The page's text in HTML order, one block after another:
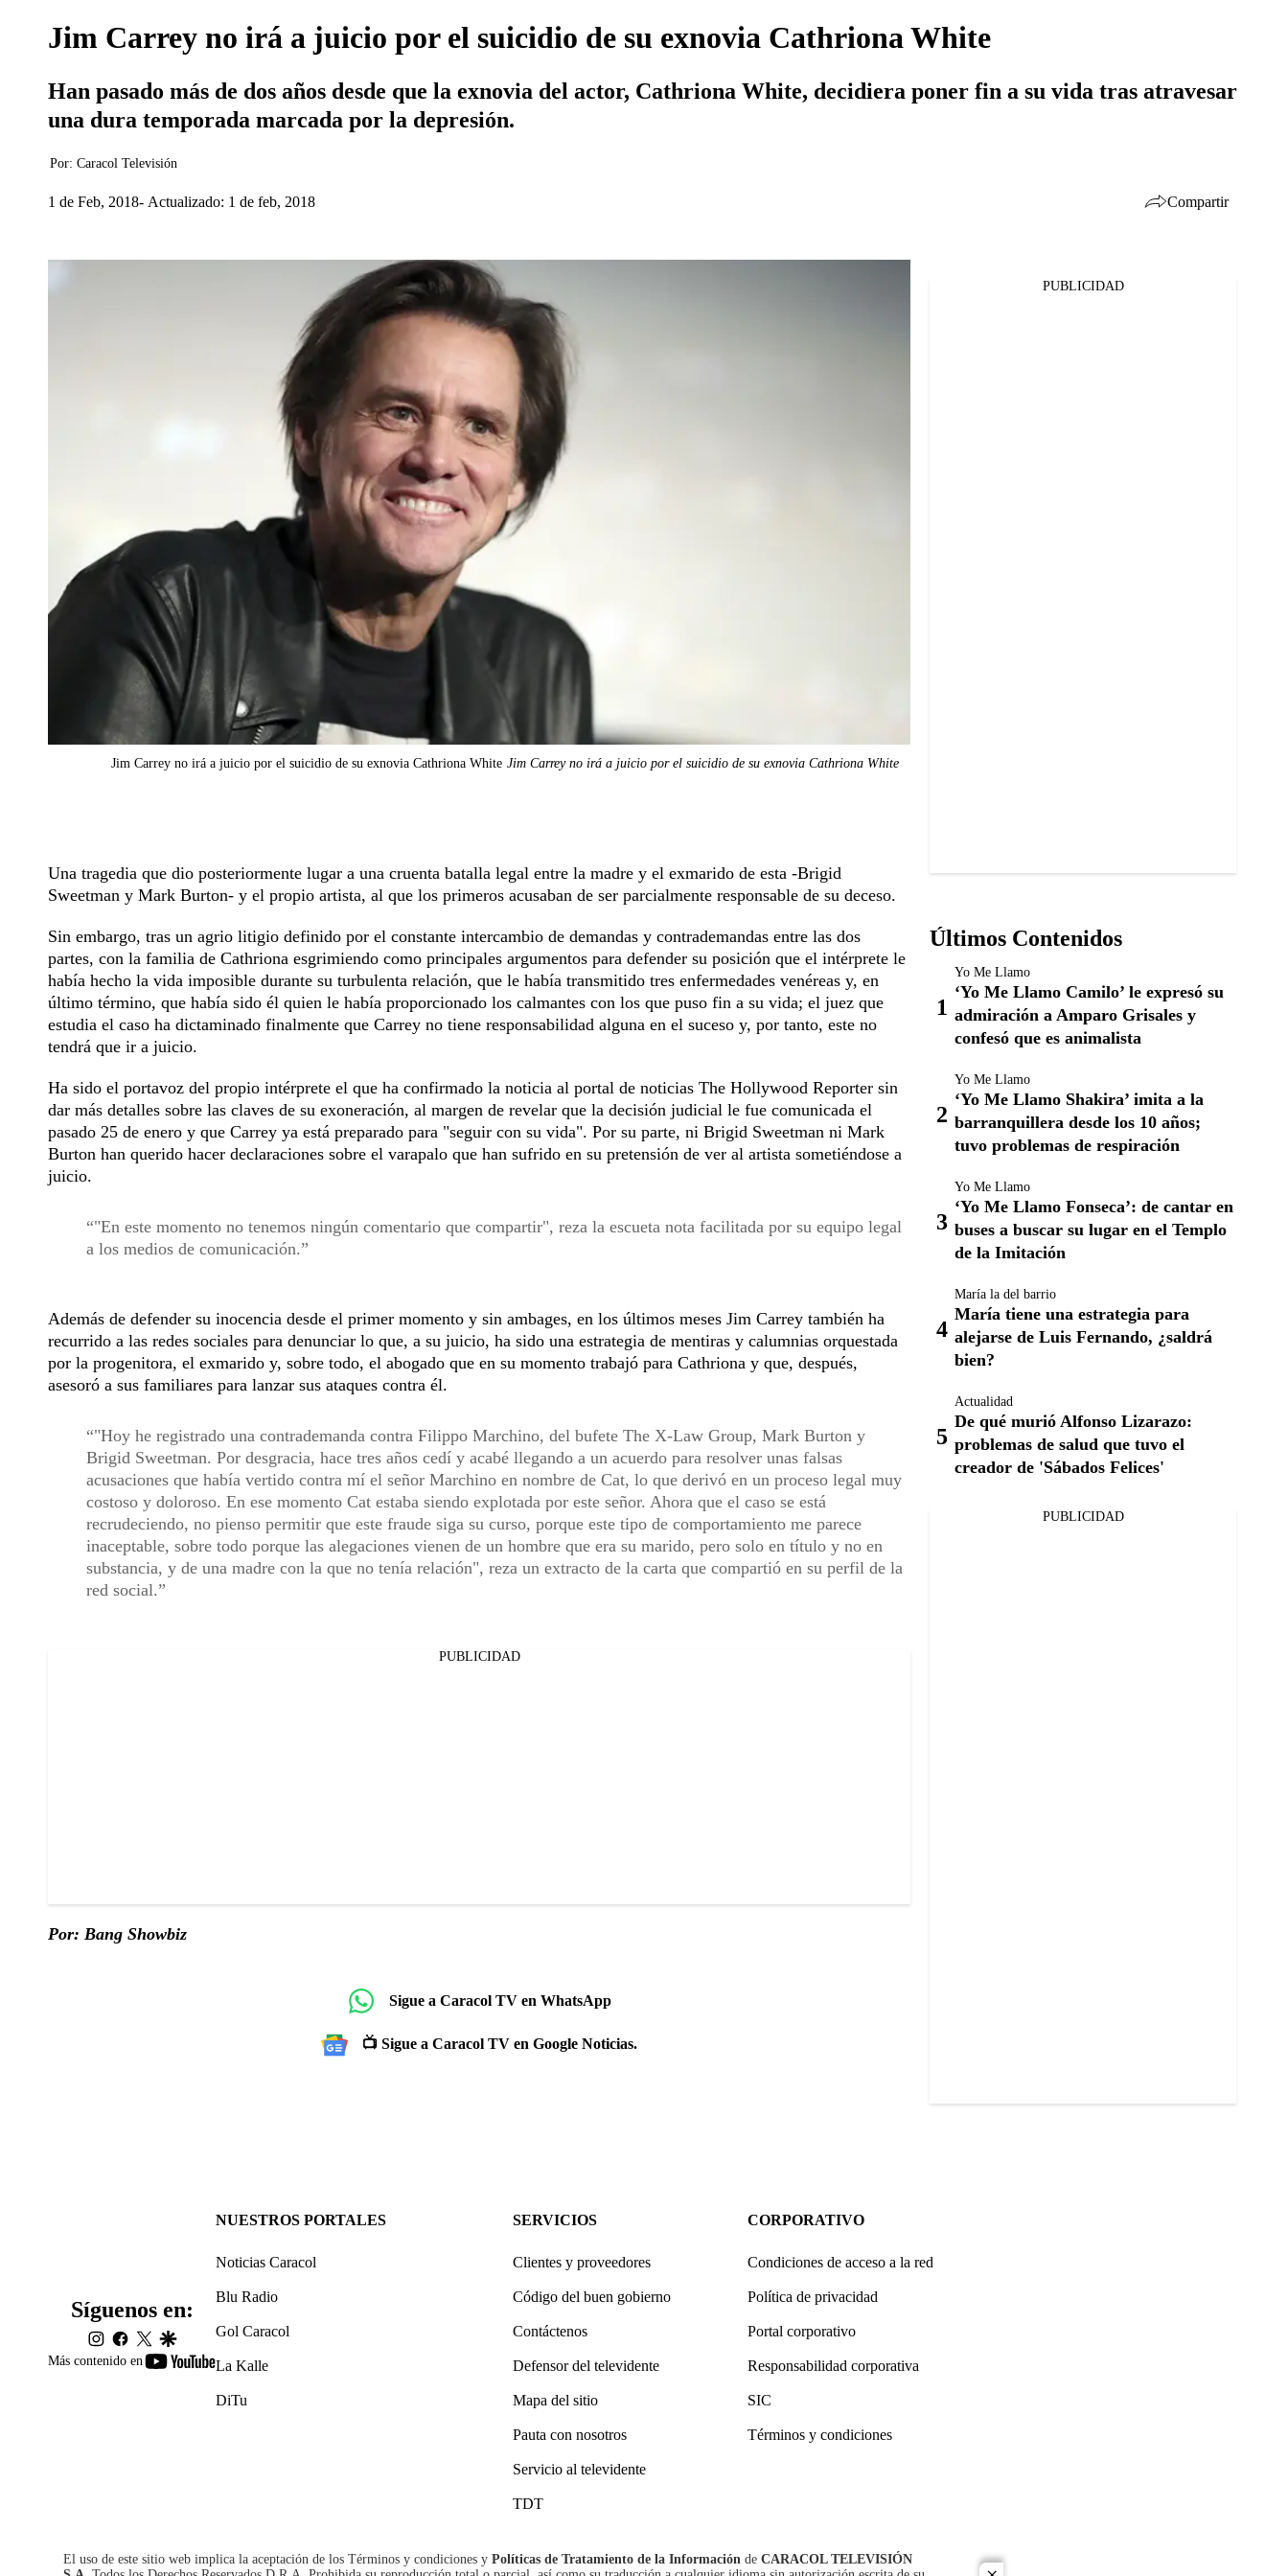
Jim Carrey no irá a juicio por el suicidio de su exnovia Cathriona White
Han pasado más de dos años desde que la exnovia del actor, Cathriona White, decidiera poner fin a su vida tras atravesar
una dura temporada marcada por la depresión.
Por: Caracol Televisión
1 de Feb, 2018 Actualizado: 1 de feb, 2018 Compartir
Jim Carrey no irá a juicio por el suicidio de su exnovia Cathriona White Jim Carrey no irá a juicio por el suicidio de su exnovia Cathriona White
Una tragedia que dio posteriormente lugar a una cruenta batalla legal entre la madre y el exmarido de esta -Brigid
Sweetman y Mark Burton- y el propio artista, al que los primeros acusaban de ser parcialmente responsable de su deceso.
Sin embargo, tras un agrio litigio definido por el constante intercambio de demandas y contrademandas entre las dos
partes, con la familia de Cathriona esgrimiendo como principales argumentos para defender su posición que el intérprete le
había hecho la vida imposible durante su turbulenta relación, que le había transmitido tres enfermedades venéreas y, en
último término, que había sido él quien le había proporcionado los calmantes con los que puso fin a su vida; el juez que
estudia el caso ha dictaminado finalmente que Carrey no tiene responsabilidad alguna en el suceso y, por tanto, este no
tendrá que ir a juicio.
Ha sido el portavoz del propio intérprete el que ha confirmado la noticia al portal de noticias The Hollywood Reporter sin
dar más detalles sobre las claves de su exoneración, al margen de revelar que la decisión judicial le fue comunicada el
pasado 25 de enero y que Carrey ya está preparado para "seguir con su vida". Por su parte, ni Brigid Sweetman ni Mark
Burton han querido hacer declaraciones sobre el varapalo que han sufrido en su pretensión de ver al artista sometiéndose a
juicio.
"En este momento no tenemos ningún comentario que compartir", reza la escueta nota facilitada por su equipo legal
a los medios de comunicación.
Además de defender su inocencia desde el primer momento y sin ambages, en los últimos meses Jim Carrey también ha
recurrido a las redes sociales para denunciar lo que, a su juicio, ha sido una estrategia de mentiras y calumnias orquestada
por la progenitora, el exmarido y, sobre todo, el abogado que en su momento trabajó para Cathriona y que, después,
asesoró a sus familiares para lanzar sus ataques contra él.
"Hoy he registrado una contrademanda contra Filippo Marchino, del bufete The X-Law Group, Mark Burton y
Brigid Sweetman. Por desgracia, hace tres años cedí y acabé llegando a un acuerdo para resolver unas falsas
acusaciones que había vertido contra mí el señor Marchino en nombre de Cat, lo que derivó en un proceso legal muy
costoso y doloroso. En ese momento Cat estaba siendo explotada por este señor. Ahora que el caso se está
recrudeciendo, no pienso permitir que este fraude siga su curso, porque este tipo de comportamiento me parece
inaceptable, sobre todo porque las alegaciones vienen de un hombre que era su marido, pero solo en título y no en
substancia, y de una madre con la que no tenía relación", reza un extracto de la carta que compartió en su perfil de la
red social.
PUBLICIDAD
Por: Bang Showbiz
Sigue a Caracol TV en WhatsApp
📺 Sigue a Caracol TV en Google Noticias.
PUBLICIDAD
Últimos Contenidos
Yo Me Llamo
‘Yo Me Llamo Camilo’ le expresó su
admiración a Amparo Grisales y
confesó que es animalista
Yo Me Llamo
‘Yo Me Llamo Shakira’ imita a la
barranquillera desde los 10 años;
tuvo problemas de respiración
Yo Me Llamo
‘Yo Me Llamo Fonseca’: de cantar en
buses a buscar su lugar en el Templo
de la Imitación
María la del barrio
María tiene una estrategia para
alejarse de Luis Fernando, ¿saldrá
bien?
Actualidad
De qué murió Alfonso Lizarazo:
problemas de salud que tuvo el
creador de 'Sábados Felices'
PUBLICIDAD
Más contenido en
youtube-
Síguenos en:
instagram
facebook
twittergoogle
NUESTROS PORTALES
Noticias Caracol
Blu Radio
Gol Caracol
La Kalle
DiTu
SERVICIOS
Clientes y proveedores
Código del buen gobierno
Contáctenos
Defensor del televidente
Mapa del sitio
Pauta con nosotros
Servicio al televidente
TDT
CORPORATIVO
Condiciones de acceso a la red
Política de privacidad
Portal corporativo
Responsabilidad corporativa
SIC
Términos y condiciones
El uso de este sitio web implica la aceptación de los Términos y condiciones y Políticas de Tratamiento de la Información de CARACOL TELEVISIÓN